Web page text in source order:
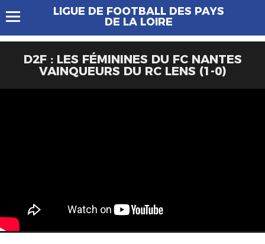
LIGUE DE FOOTBALL DES PAYS
DE LA LOIRE
D2F : LES FÉMININES DU FC NANTES
VAINQUEURS DU RC LENS (1-0)